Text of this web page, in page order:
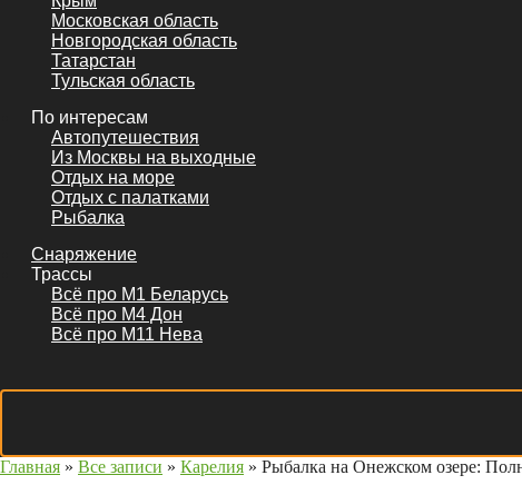
Московская область
Новгородская область
Татарстан
Тульская область
По интересам
Автопутешествия
Из Москвы на выходные
Отдых на море
Отдых с палатками
Рыбалка
Снаряжение
Трассы
Всё про М1 Беларусь
Всё про М4 Дон
Всё про М11 Нева
Главная » Все записи » Карелия » Рыбалка на Онежском озере: